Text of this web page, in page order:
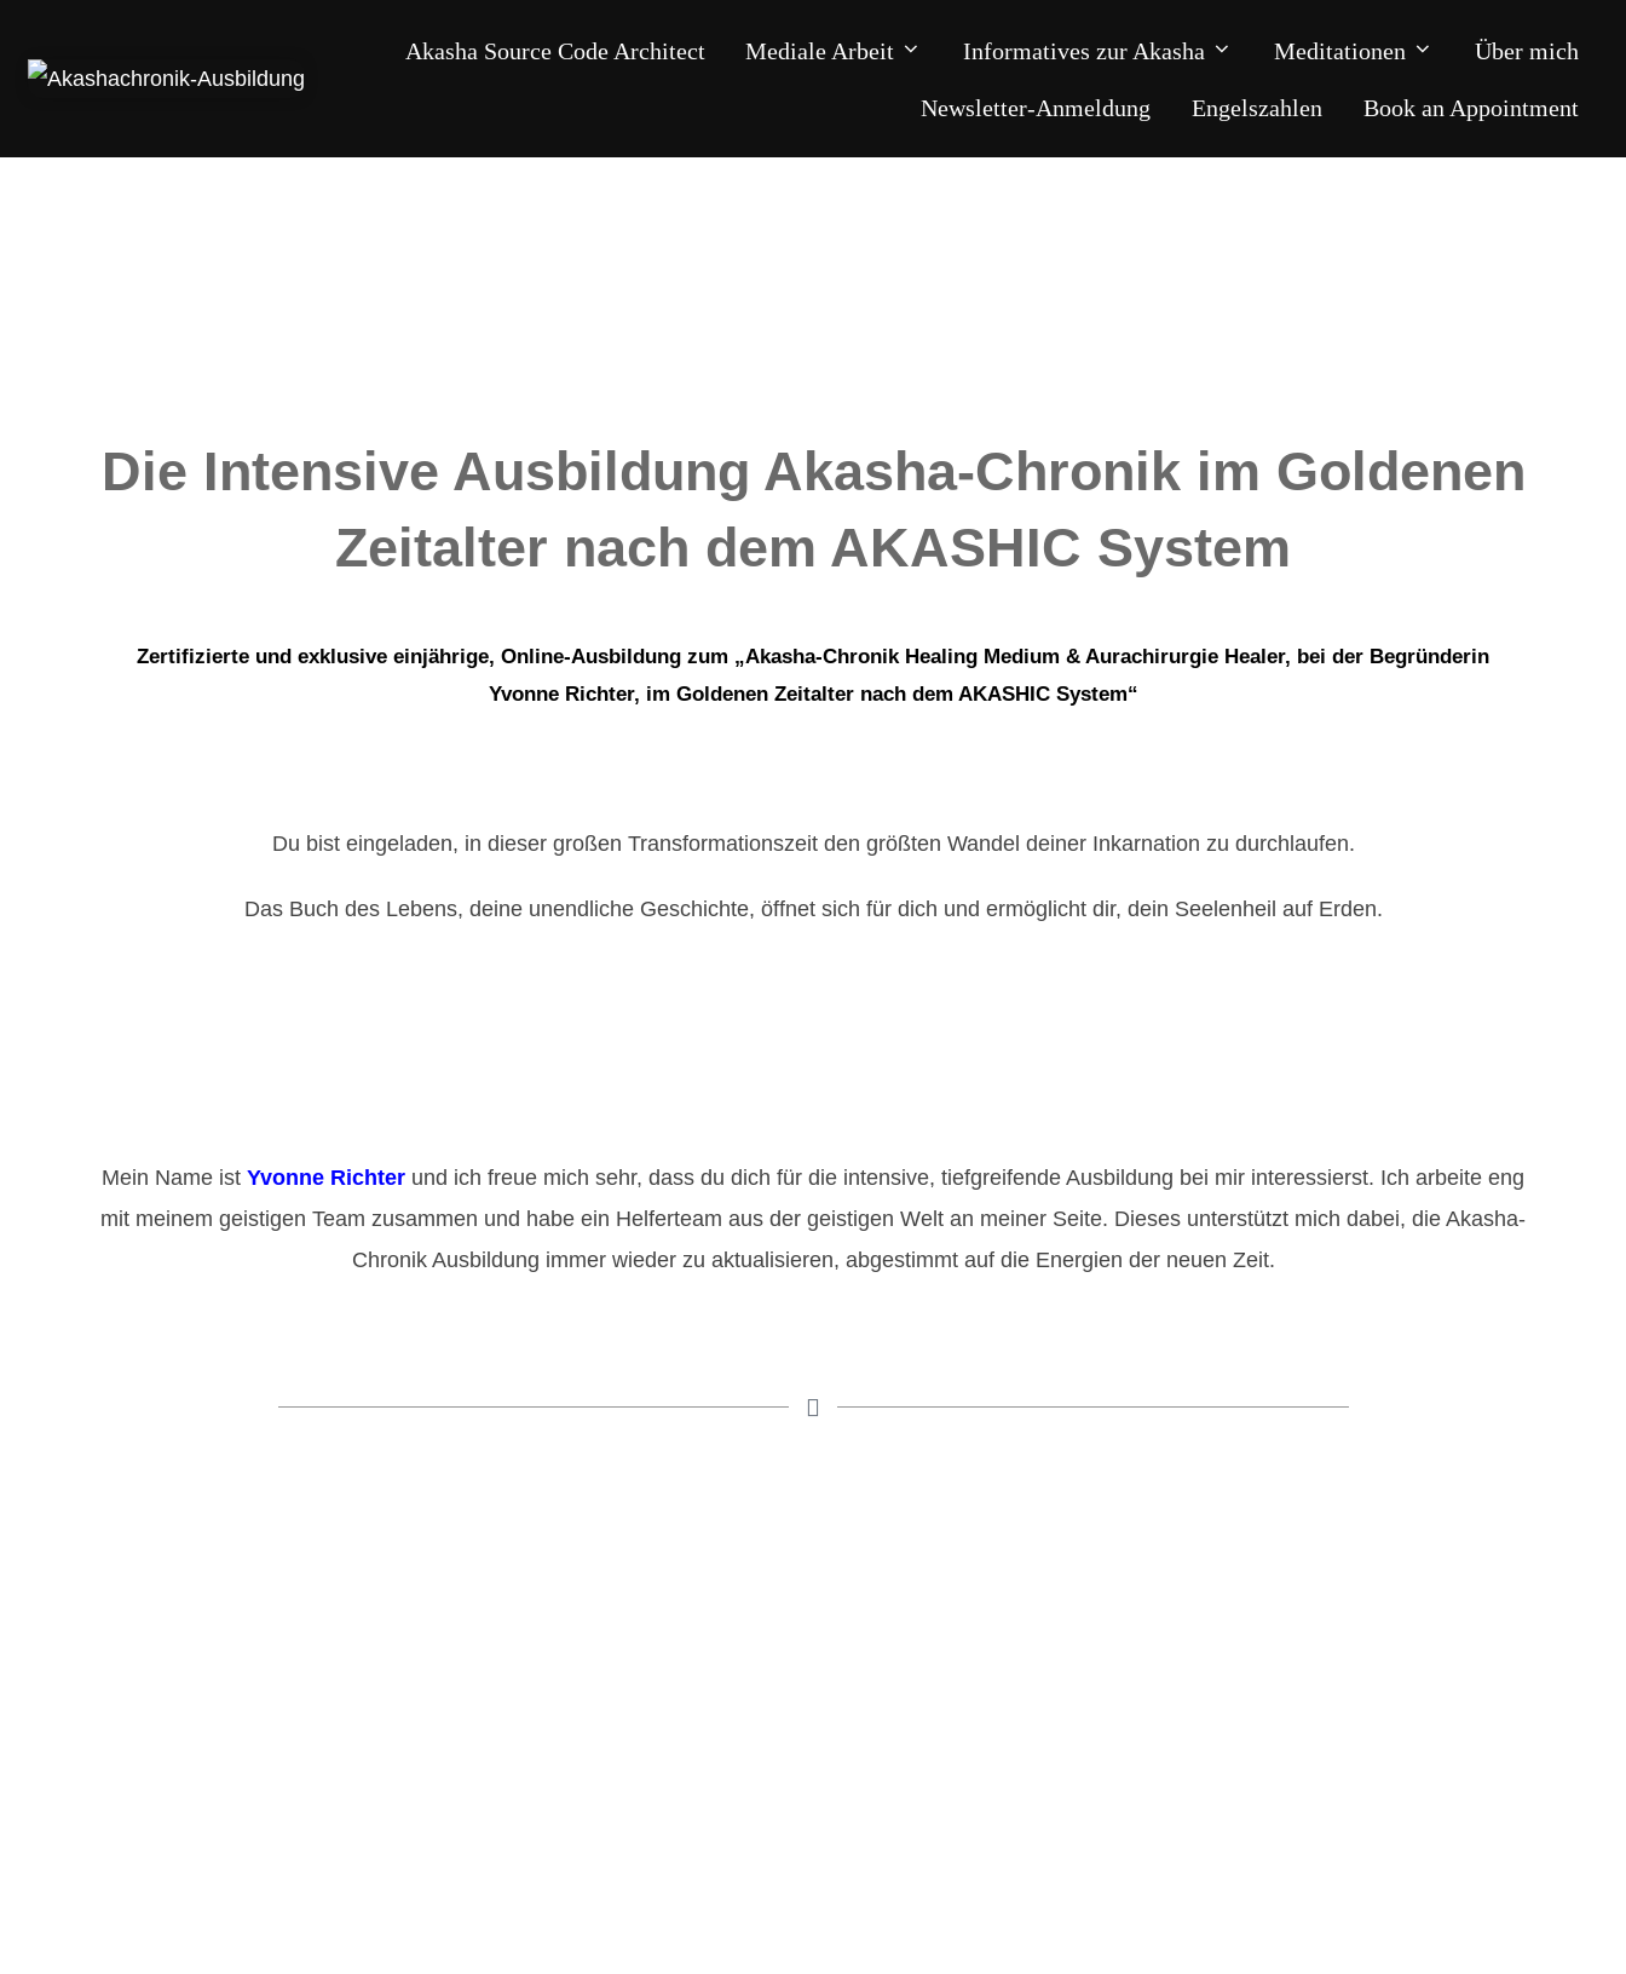
Akasha Source Code Architect Mediale Arbeit Informatives zur Akasha Meditationen Über mich
Newsletter-Anmeldung Engelszahlen Book an Appointment
Die Intensive Ausbildung Akasha-Chronik im Goldenen
Zeitalter nach dem AKASHIC System
Zertifizierte und exklusive einjährige, Online-Ausbildung zum „Akasha-Chronik Healing Medium & Aurachirurgie Healer, bei der Begründerin
Yvonne Richter, im Goldenen Zeitalter nach dem AKASHIC System“
Du bist eingeladen, in dieser großen Transformationszeit den größten Wandel deiner Inkarnation zu durchlaufen.
Das Buch des Lebens, deine unendliche Geschichte, öffnet sich für dich und ermöglicht dir, dein Seelenheil auf Erden.
Mein Name ist Yvonne Richter und ich freue mich sehr, dass du dich für die intensive, tiefgreifende Ausbildung bei mir interessierst. Ich arbeite eng
mit meinem geistigen Team zusammen und habe ein Helferteam aus der geistigen Welt an meiner Seite. Dieses unterstützt mich dabei, die Akasha-
Chronik Ausbildung immer wieder zu aktualisieren, abgestimmt auf die Energien der neuen Zeit.